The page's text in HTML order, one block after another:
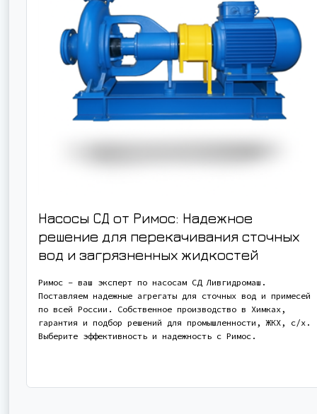
Насосы СД от Римос: Надежное
решение для перекачивания сточных
вод и загрязненных жидкостей
Римос – ваш эксперт по насосам СД Ливгидромаш.
Поставляем надежные агрегаты для сточных вод и примесей
по всей России. Собственное производство в Химках,
гарантия и подбор решений для промышленности, ЖКХ, с/х.
Выберите эффективность и надежность с Римос.